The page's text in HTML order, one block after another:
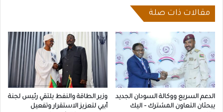
مقالات ذات صلة
الدعم السريع ووكالة السودان الجديد
يبحثان التعاون المشترك – اليك
وزير الطاقة والنفط يلتقي رئيس لجنة
أبيي لتعزيز الاستقرار وتفعيل